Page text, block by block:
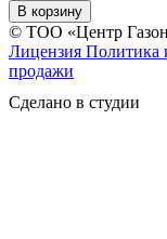
В корзину
© ТОО «Центр
Лицензия Политика
продажи
Сделано в студии